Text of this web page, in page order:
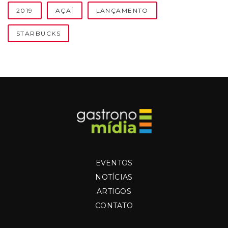
ç
a
í
2019 AÇAÍ LANÇAMENTO
STARBUCKS
EVENTOS
NOTÍCIAS
ARTIGOS
CONTATO